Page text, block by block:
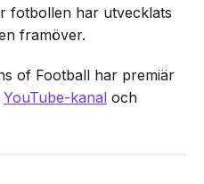
fotbollen har utvecklats
framöver.
of Football har premiär
YouTube-kanal och